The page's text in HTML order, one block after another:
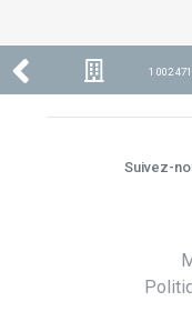
1 002 471
Suivez-